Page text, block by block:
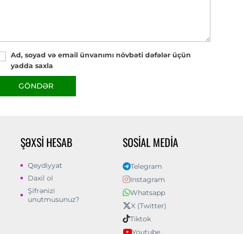
Ad, soyad və email ünvanımı növbəti dəfələr üçün
yadda saxla
GÖNDƏR
ŞƏXSI HESAB
Qeydiyyat
Daxil ol
Şifrənizi
unutmusunuz?
SOSIAL MEDIA
Telegram
Instagram
Whatsapp
X (Twitter)
Tiktok
Youtube